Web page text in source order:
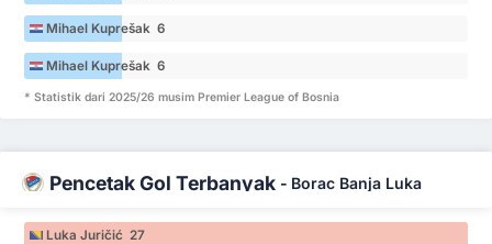
Mihael Kuprešak 6
Mihael Kuprešak 6
* Statistik dari 2025/26 musim Premier League of Bosnia
Pencetak Gol Terbanyak - Borac Banja Luka
Luka Juričić 27